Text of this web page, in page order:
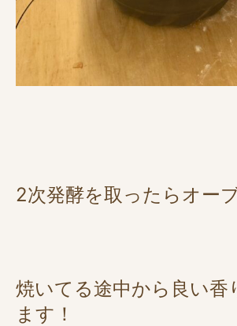
2次発酵を取ったらオー
焼いてる途中から良い香
ます！